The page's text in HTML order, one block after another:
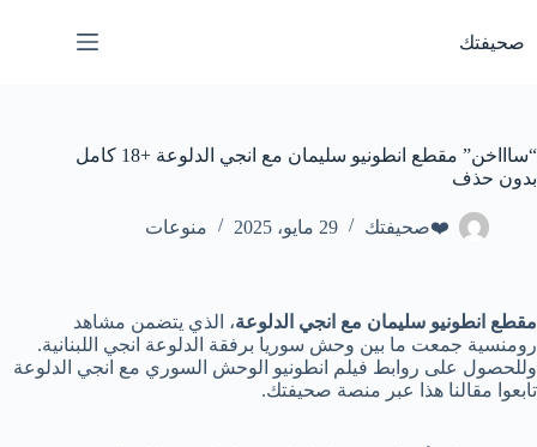
المحتوى
صحيفتك
“ساااخن” مقطع انطونيو سليمان مع انجي الدلوعة +18 كامل
بدون حذف
❤️صحيفتك 29 مايو، 2025 منوعات
مقطع انطونيو سليمان مع انجي الدلوعة، الذي يتضمن مشاهد
رومنسية جمعت ما بين وحش سوريا برفقة الدلوعة انجي اللبنانية.
وللحصول على روابط فيلم انطونيو الوحش السوري مع انجي الدلوعة
تابعوا مقالنا هذا عبر منصة صحيفتك.